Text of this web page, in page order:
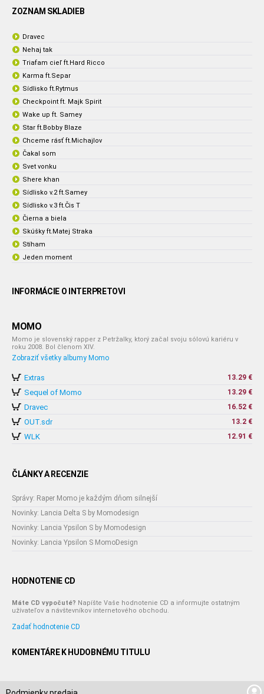
ZOZNAM SKLADIEB
Dravec
Nehaj tak
Triafam cieľ ft.Hard Ricco
Karma ft.Separ
Sídlisko ft.Rytmus
Checkpoint ft. Majk Spirit
Wake up ft. Samey
Star ft.Bobby Blaze
Chceme rásť ft.Michajlov
Čakal som
Svet vonku
Shere khan
Sídlisko v.2 ft.Samey
Sídlisko v.3 ft.Čis T
Čierna a biela
Skúšky ft.Matej Straka
Stíham
Jeden moment
INFORMÁCIE O INTERPRETOVI
MOMO
Momo je slovenský rapper z Petržalky, ktorý začal svoju sólovú kariéru v
roku 2008. Bol členom XIV.
Zobraziť všetky albumy Momo
Extras 13.29 €
Sequel of Momo 13.29 €
Dravec 16.52 €
OUT.sdr 13.2 €
WLK 12.91 €
ČLÁNKY A RECENZIE
Správy: Raper Momo je každým dňom silnejší
Novinky: Lancia Delta S by Momodesign
Novinky: Lancia Ypsilon S by Momodesign
Novinky: Lancia Ypsilon S MomoDesign
HODNOTENIE CD
Máte CD vypočuté? Napíšte Vaše hodnotenie CD a informujte ostatným
užívateľov a návštevníkov internetového obchodu.
Zadať hodnotenie CD
KOMENTÁRE K HUDOBNÉMU TITULU